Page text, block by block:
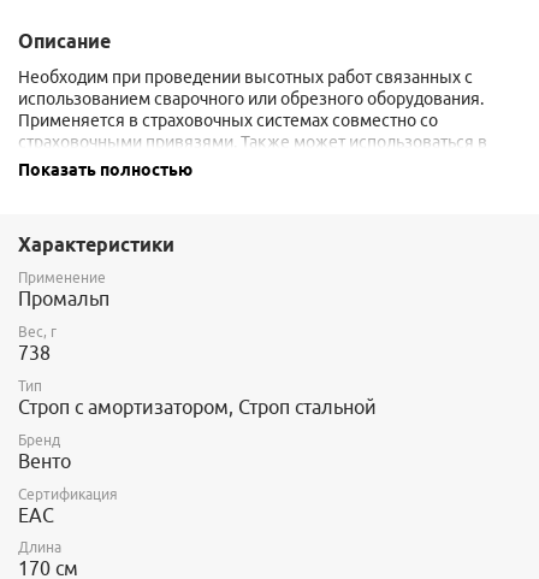
Описание
Необходим при проведении высотных работ связанных с
использованием сварочного или обрезного оборудования.
Применяется в страховочных системах совместно со
страховочными привязями. Также может использоваться в
качестве удерживающего стропа и стропа для
протектор, позволяющий с легкостью проводить осмотр и
обслуживание.
Показать полностью
Характеристики
Применение
Промальп
Вес, г
738
Тип
Строп с амортизатором, Строп стальной
Бренд
Венто
Сертификация
ЕАС
Длина
170 см